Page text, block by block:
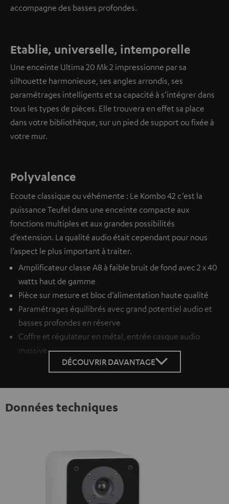
accompagne des basses profondes.
Etablie, universelle, intemporelle
Une enceinte Ultima 20 Mk 2 impressionne par sa
silhouette harmonieuse, ses angles arrondis, ses
paramétrages intelligents et sa capacité à s’intégrer dans
tous les types de pièces. Elle trouvera en effet sa place
dans votre bibliothèque, sur un pied de support ou fixée à
votre mur.
Polyvalence
Ecoute classique ou véhémente : Le Kombo 42 c’est la
puissance Teufel dans une enceinte compacte aux
fonctions multiples et aux grandes possibilités
d’extension. La qualité audio était cependant pour nous
l’aspect le plus important à traiter.
Amplificateur classe AB à faible bruit de fond avec 2 x 40
watts haut de gamme
Pièce sur mesure et bloc d’alimentation haute qualité
Paramétrages équilibrés avec grand potentiel audio et
basses profondes en réserve
Coffre et régulateur en métal, entrée casque audio
massive
DÉCOUVRIR DAVANTAGE
Données techniques